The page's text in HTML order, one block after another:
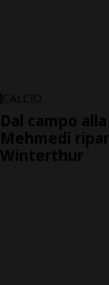
CALCIO
Dal campo
Mehmedi
Winterthur